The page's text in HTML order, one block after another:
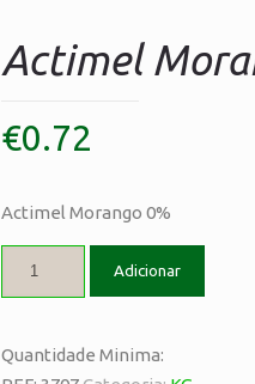
Actimel
€0.72
Actimel Morango 0%
Adicionar
Quantidade Minima: